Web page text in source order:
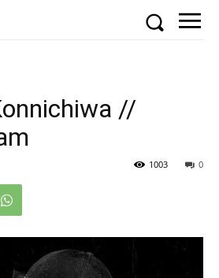
//
0
1003